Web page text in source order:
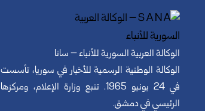
الوكالة العربية السورية للأنباء – سانا
الوكالة الوطنية الرسمية للأخبار في سوريا، تأسست
في 24 يونيو 1965. تتبع وزارة الإعلام، ومركزها
الرئيسي في دمشق.